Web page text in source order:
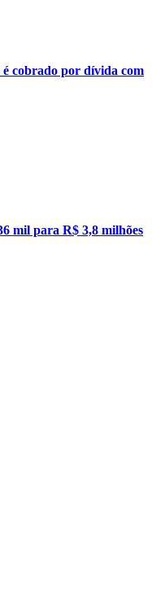
cobrado por dívida com
mil para R$ 3,8 milhões